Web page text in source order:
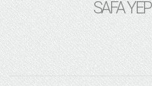
SAFA